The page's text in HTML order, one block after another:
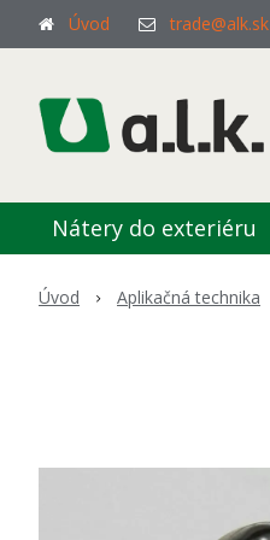
Úvod trade@alk.sk
Nátery do exteriéru
Úvod Aplikačná technika